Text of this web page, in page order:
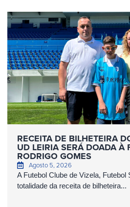
RECEITA DE BILHETEIRA
UD LEIRIA SERÁ DOADA À
RODRIGO GOMES
Agosto 5, 2026
A Futebol Clube de Vizela, Futebol
totalidade da receita de bilheteira...